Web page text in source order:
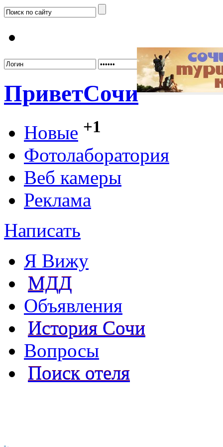
ПриветСочи
Новые +1
Фотолаборатория
Веб камеры
Реклама
Написать
Я Вижу
МДД
Объявления
История Сочи
Вопросы
Поиск отеля